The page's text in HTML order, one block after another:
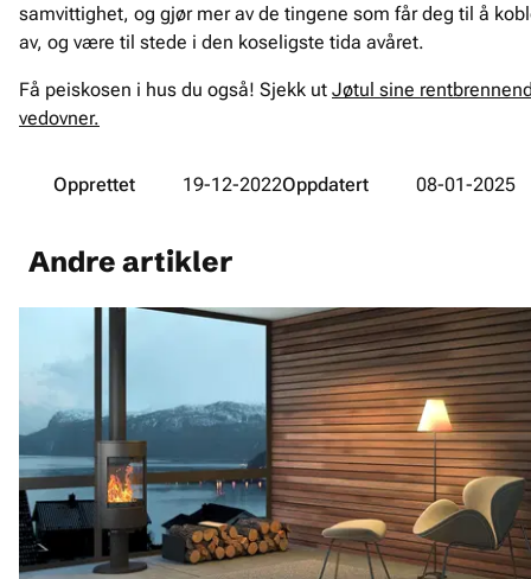
samvittighet, og gjør mer av de tingene som får deg til å
av, og være til stede i den koseligste tida avåret.
Få peiskosen i hus du også! Sjekk ut Jøtul sine
vedovner.
Opprettet 19-12-2022Oppdatert 08-01-2025
Andre artikler